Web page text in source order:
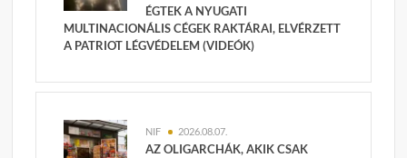
ÉGTEK A NYUGATI
MULTINACIONÁLIS CÉGEK RAKTÁRAI, ELVÉRZETT
A PATRIOT LÉGVÉDELEM (VIDEÓK)
NIF 2026.08.07.
AZ OLIGARCHÁK, AKIK CSAK